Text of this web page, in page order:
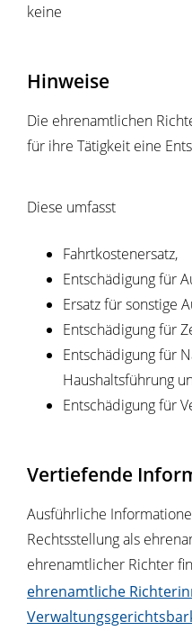
keine
Hinweise
Die ehrenamtlichen
für ihre Tätigkeit eine
Diese umfasst
Fahrtkostenersatz,
Entschädigung für
Ersatz für sonstige
Entschädigung für
Entschädigung für
Haushaltsführung
Entschädigung für
Vertiefende
Ausführliche
Rechtsstellung als
ehrenamtlicher Richter
ehrenamtliche